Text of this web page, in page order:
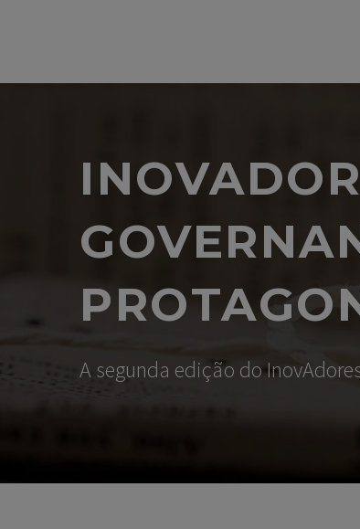
A segunda edição do